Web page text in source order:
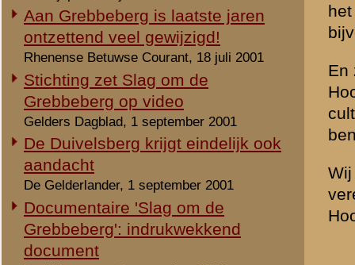
inzake de Grebbeberg
ChristenUnie op de bres voor de
Grebbeberg
2001
Videoband Grebbeberg weer
verkrijgbaar
De Veluwepost, 5 oktober 2001
TERUGBLIK / De Slag om de
Grebbeberg
Trouw, 19 oktober 2001
Documentatie bij 'vergeten slag' om
Gelders Dagblad, 23 oktober 2001
GS streven naar integrale aanpak
voor behoud gehele Grebbelinie
20 november 2001
Een reiziger die in
gang over de Grebbeberg
over de sluis in de Grift
kon worden begonnen.
duiker onder de weg
Hoornwerk dat al
bestaande schans die
In 1745 als vanwege de
defensie-inspanning naar
dit verdedigingswerk niet
terug op de 80-jarige
aangelegd in het
niet veel enthousiasme